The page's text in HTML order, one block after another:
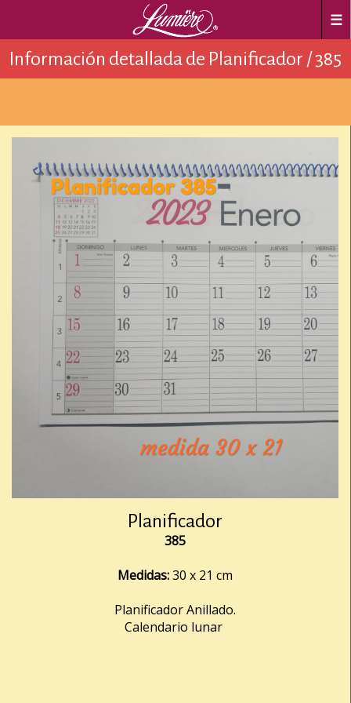
☰
Información detallada de Planificador / 385
Planificador
385
Medidas:30 x 21 cm